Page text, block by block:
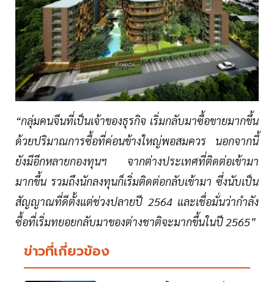
“กลุ่มคนจีนที่เป็นเจ้าของธุรกิจ เริ่มกลับมาซื้อขายมากขึ้น
ด้วยปริมาณการซื้อที่ค่อนข้างใหญ่พอสมควร นอกจากนี้
ยังมีอีกหลายกองทุนฯ จากต่างประเทศที่ติดต่อเข้ามา
มากขึ้น รวมถึงนักลงทุนก็เริ่มติดต่อกลับเข้ามา ซึ่งนับเป็น
สัญญาณที่ดีตั้งแต่ช่วงปลายปี 2564 และเชื่อมั่นว่ากำลัง
ซื้อที่เริ่มทยอยกลับมาของต่างชาติจะมากขึ้นในปี 2565”
ข่าวที่เกี่ยวข้อง